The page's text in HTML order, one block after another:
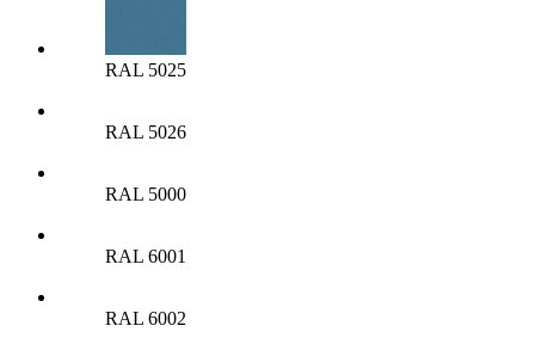
RAL 5025
RAL 5026
RAL 5000
RAL 6001
RAL 6002